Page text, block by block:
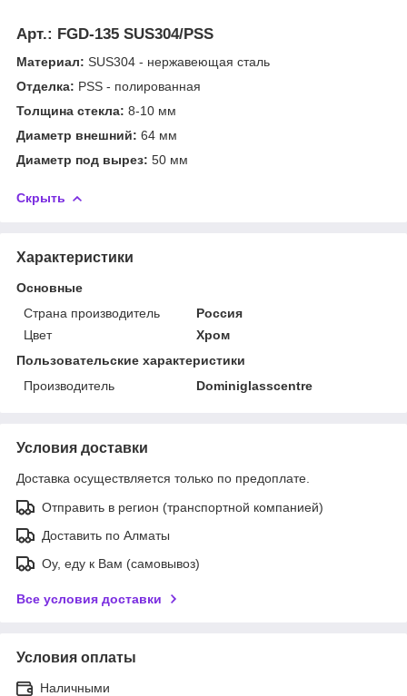
Арт.: FGD-135 SUS304/PSS
Материал: SUS304 - нержавеющая сталь
Отделка: PSS - полированная
Толщина стекла: 8-10 мм
Диаметр внешний: 64 мм
Диаметр под вырез: 50 мм
Скрыть
Характеристики
Основные
Страна производитель
Россия
Цвет
Хром
Пользовательские характеристики
Производитель
Dominiglasscentre
Условия доставки
Доставка осуществляется только по предоплате.
Отправить в регион (транспортной компанией)
Доставить по Алматы
Оу, еду к Вам (самовывоз)
Все условия доставки
Условия оплаты
Наличными